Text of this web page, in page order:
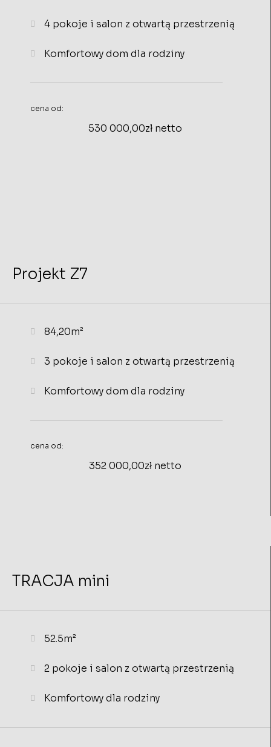
4 pokoje i salon z otwartą przestrzenią
Komfortowy dom dla rodziny
cena od:
530 000,00zł netto
Projekt Z7
84,20m²
3 pokoje i salon z otwartą przestrzenią
Komfortowy dom dla rodziny
cena od:
352 000,00zł netto
TRACJA mini
52.5m²
2 pokoje i salon z otwartą przestrzenią
Komfortowy dla rodziny